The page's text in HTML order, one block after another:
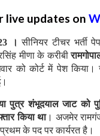
live updates on
। सीनियर टीचर भर्ती
मीणा के करीबी
को कोर्ट में पेश किया।
पुत्र शंभूदयाल जाट को
किया था। अजमेर
के पद पर कार्यरत है।